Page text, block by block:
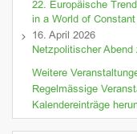
22. Europäische
in a World of Constant
16. April 2026
Netzpolitischer
Weitere
Regelmässige
Kalendereinträge